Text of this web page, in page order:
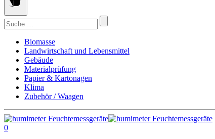
Suchen
nach:
Biomasse
Landwirtschaft und Lebensmittel
Gebäude
Materialprüfung
Papier & Kartonagen
Klima
Zubehör / Waagen
0